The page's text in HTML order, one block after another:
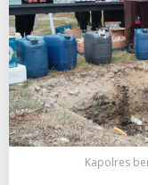
Kapolres